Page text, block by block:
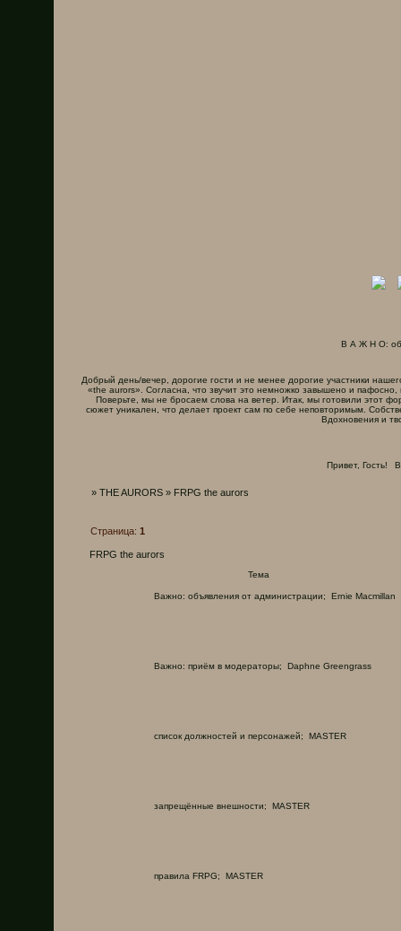
В А Ж Н О:
Добрый день/вечер, дорогие гости и не менее дорогие участники
«the aurors». Согласна, что звучит это немножко завышено и
Поверьте, мы не бросаем слова на ветер. Итак, мы готовили этот
сюжет уникален, что делает проект сам по себе неповторимым.
Вдохновения и
Привет, Гость!
» THE AURORS » FRPG the aurors
FRPG the aurors
Страница: 1
Тема
Важно: объявления от администрации; Ernie Macmillan
Важно: приём в модераторы; Daphne Greengrass
список должностей и персонажей; MASTER
запрещённые внешности; MASTER
правила FRPG; MASTER